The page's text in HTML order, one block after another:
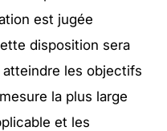
est jugée
disposition sera
les objectifs
la plus large
et les